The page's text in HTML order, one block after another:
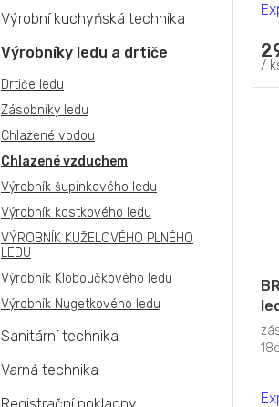
Výrobní kuchyńská technika
Výrobníky ledu a drtiče
Drtiče ledu
Zásobníky ledu
Chlazené vodou
Chlazené vzduchem
Výrobník šupinkového ledu
Výrobník kostkového ledu
VÝROBNÍK KUŽELOVÉHO PLNÉHO
LEDU
Výrobník Kloboučkového ledu
Výrobník Nugetkového ledu
Sanitární technika
Varná technika
/
s
18q